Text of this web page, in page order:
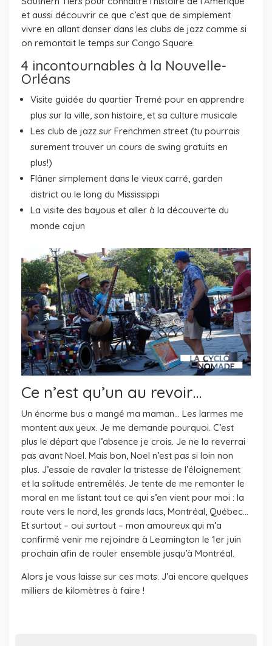
et aussi découvrir ce que c’est que de simplement
vivre en allant danser dans les clubs de jazz comme si
on remontait le temps sur Congo Square.
4 incontournables à la Nouvelle-
Orléans
Visite guidée du quartier Tremé pour en apprendre
plus sur la ville, son histoire, et sa culture musicale
Les club de jazz sur Frenchmen street (tu pourrais
surement trouver un cours de swing gratuits en
plus!)
Flâner simplement dans le vieux carré, garden
district ou le long du Mississippi
La visite des bayous et aller à la découverte du
monde cajun
Ce n’est qu’un au revoir…
Un énorme bus a mangé ma maman… Les larmes me
montent aux yeux. Je me demande pourquoi. C’est
plus le départ que l’absence je crois. Je ne la reverrai
pas avant Noel. Mais bon, Noel n’est pas si loin non
plus. J’essaie de ravaler la tristesse de l’éloignement
et la solitude entremêlés. Je tente de me remonter le
moral en me listant tout ce qui s’en vient pour moi : la
route vers le nord, les grands lacs, Montréal, Québec…
Et surtout – oui surtout – mon amoureux qui m’a
confirmé venir me rejoindre à Leamington le 1er juin
prochain afin de rouler ensemble jusqu’à Montréal.
Alors je vous laisse sur ces mots. J’ai encore quelques
milliers de kilomètres à faire !